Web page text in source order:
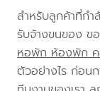
สำหรับลูกค้าที่ก
รับจ้างขนของ ข
หอพัก ห้องพัก ค
ตัวอย่างไร ก่อน